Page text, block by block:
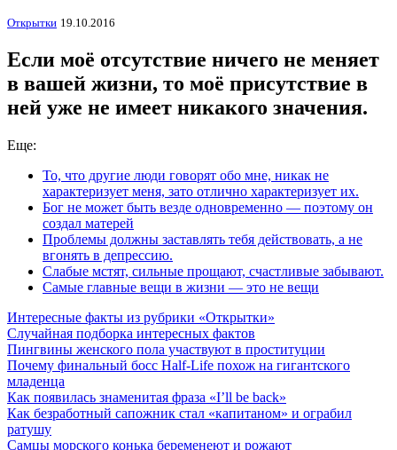
Открытки 19.10.2016
Если моё отсутствие ничего не меняет
в вашей жизни, то моё присутствие в
ней уже не имеет никакого значения.
Еще:
То, что другие люди говорят обо мне, никак не
характеризует меня, зато отлично характеризует их.
Бог не может быть везде одновременно — поэтому он
создал матерей
Проблемы должны заставлять тебя действовать, а не
вгонять в депрессию.
Слабые мстят, сильные прощают, счастливые забывают.
Самые главные вещи в жизни — это не вещи
Интересные факты из рубрики «Открытки»
Случайная подборка интересных фактов
Пингвины женского пола участвуют в проституции
Почему финальный босс Half-Life похож на гигантского
младенца
Как появилась знаменитая фраза «I’ll be back»
Как безработный сапожник стал «капитаном» и ограбил
ратушу
Самцы морского конька беременеют и рожают